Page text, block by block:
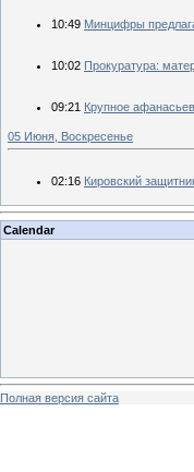
10:49 Минцифры
10:02 Прокуратура:
09:21 Крупное
05 Июня, Воскресенье
02:16 Кировский
Calendar
Полная версия сайта